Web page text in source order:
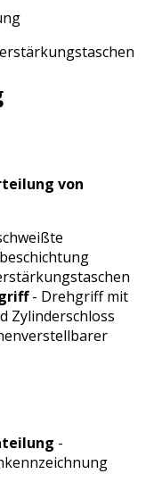
von
- Drehgriff mit
Zylinderschloss
-